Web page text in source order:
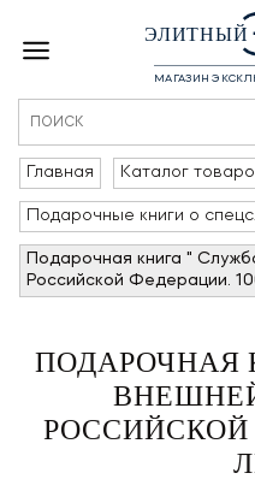
ЭЛИТНЫЙ
МАГАЗИН
Главная Каталог
Подарочные книги о
Подарочная книга "
Российской Федерации.
ПОДАРОЧНАЯ
РОССИЙСКОЙ